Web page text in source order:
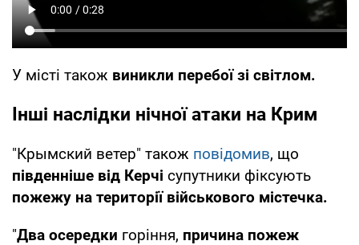
У місті також виникли перебої зі світлом.
Інші наслідки нічної атаки на Крим
"Крымский ветер" також повідомив, що
південніше від Керчі супутники фіксують
пожежу на території військового містечка.
"Два осередки горіння, причина пожеж